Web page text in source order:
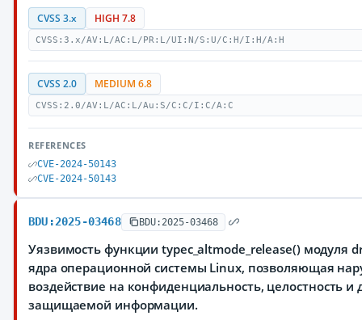
CVSS 3.x HIGH 7.8
CVSS:3.x/AV:L/AC:L/PR:L/UI:N/S:U/C:H/I:H/A:H
CVSS 2.0 MEDIUM 6.8
CVSS:2.0/AV:L/AC:L/Au:S/C:C/I:C/A:C
REFERENCES
CVE-2024-50143
CVE-2024-50143
BDU:2025-03468 BDU:2025-03468
Уязвимость функции typec_altmode_release() модуля
ядра операционной системы Linux, позволяющая
воздействие на конфиденциальность, целостность и
защищаемой информации.